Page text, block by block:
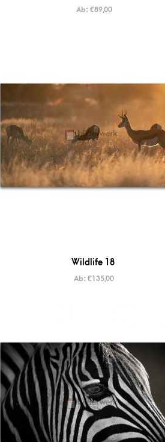
Ab: €89,00
Wildlife 18
Ab:€135,00